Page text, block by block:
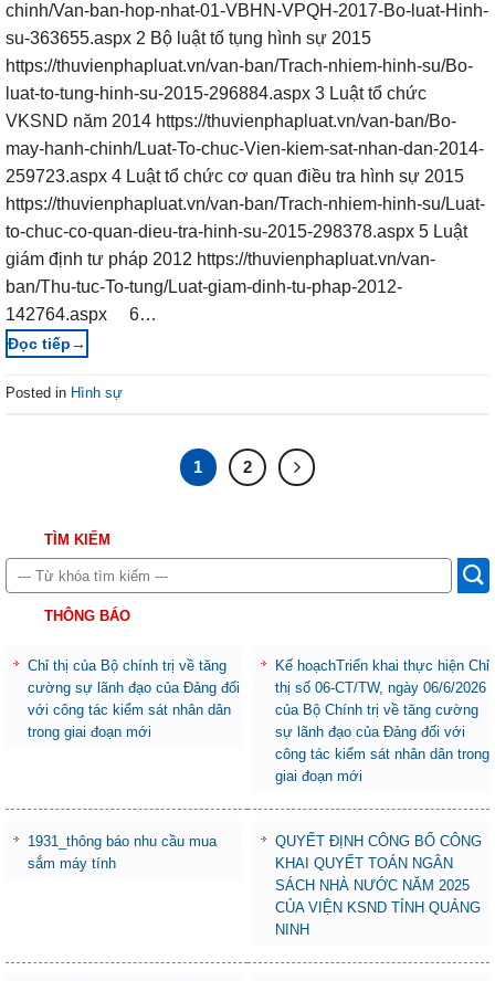
chinh/Van-ban-hop-nhat-01-VBHN-VPQH-2017-Bo-luat-Hinh-
su-363655.aspx 2 Bộ luật tố tụng hình sự 2015
https://thuvienphapluat.vn/van-ban/Trach-nhiem-hinh-su/Bo-
luat-to-tung-hinh-su-2015-296884.aspx 3 Luật tổ chức
VKSND năm 2014 https://thuvienphapluat.vn/van-ban/Bo-
may-hanh-chinh/Luat-To-chuc-Vien-kiem-sat-nhan-dan-2014-
259723.aspx 4 Luật tổ chức cơ quan điều tra hình sự 2015
https://thuvienphapluat.vn/van-ban/Trach-nhiem-hinh-su/Luat-
to-chuc-co-quan-dieu-tra-hinh-su-2015-298378.aspx 5 Luật
giám định tư pháp 2012 https://thuvienphapluat.vn/van-
ban/Thu-tuc-To-tung/Luat-giam-dinh-tu-phap-2012-
142764.aspx 6…
→
Posted in Hình sự
1 2
TÌM KIẾM
THÔNG BÁO
Chỉ thị của Bộ chính trị về tăng
cường sự lãnh đạo của Đảng đối
với công tác kiểm sát nhân dân
trong giai đoạn mới
Kế hoạchTriển khai thực hiện Chỉ
thị số 06-CT/TW, ngày 06/6/2026
của Bộ Chính trị về tăng cường
sự lãnh đạo của Đảng đối với
công tác kiểm sát nhân dân trong
giai đoạn mới
1931_thông báo nhu cầu mua
sắm máy tính
QUYẾT ĐỊNH CÔNG BỐ CÔNG
KHAI QUYẾT TOÁN NGÂN
SÁCH NHÀ NƯỚC NĂM 2025
CỦA VIỆN KSND TỈNH QUẢNG
NINH